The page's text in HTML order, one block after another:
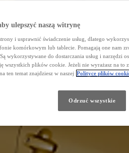
ulepszyć naszą witrynę
i usprawnić świadczenie usług, dlatego
komórkowym lub tablecie. Pomagają one nam
wykorzystywane do dostarczania usług i narzędzi
wszystkich plików cookie. Jeżeli nie wyrażasz na to
ten temat znajdziesz w naszej Polityce plików
Odrzuć wszystkie